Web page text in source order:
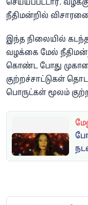
செய்யப்பட்டார்.
நீதிமன்றில்
இந்த நிலையில் கடந்த
வழக்கை மேல் நீதிமன்ற
கொண்ட போது
குற்றச்சாட்டுகள்
பொருட்கள் மூலம்